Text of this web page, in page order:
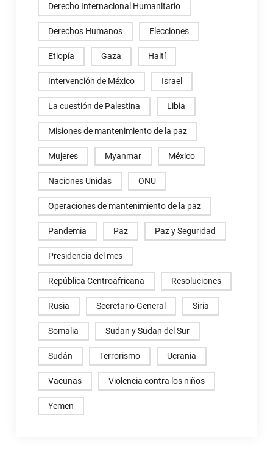
Derecho Internacional Humanitario
Derechos Humanos Elecciones
Etiopía Gaza Haití
Intervención de México Israel
La cuestión de Palestina Libia
Misiones de mantenimiento de la paz
Mujeres Myanmar México
Naciones Unidas ONU
Operaciones de mantenimiento de la paz
Pandemia Paz Paz y Seguridad
Presidencia del mes
República Centroafricana Resoluciones
Rusia Secretario General Siria
Somalia Sudan y Sudan del Sur
Sudán Terrorismo Ucrania
Vacunas Violencia contra los niños
Yemen